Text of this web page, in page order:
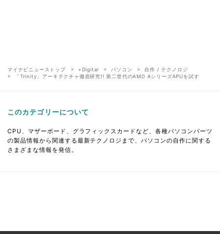
マイナビニューストップ +Digital パソコン
自作 / テクノロジ
「Trinity」アーキテクチャ徹底研究!! 第二世代のAMD AシリーズAPUを試す
このカテゴリーについて
CPU、マザーボード、グラフィックスカードなど、各種パソコンパーツ
の製品情報から関連する最新テクノロジまで、パソコンの自作に関する
さまざまな情報を発信。